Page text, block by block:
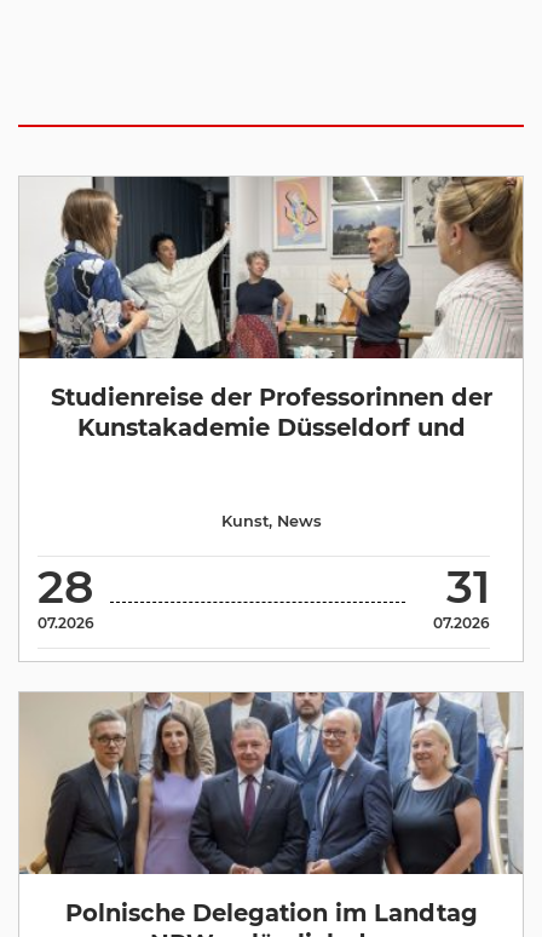
Studienreise der Professorinnen der
Kunstakademie Düsseldorf und
28
07.2026
31
07.2026
Kunst, News
Polnische Delegation im Landtag